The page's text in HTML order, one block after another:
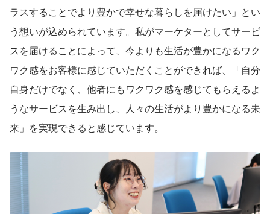
ラスすることでより豊かで幸せな暮らしを届けたい」とい
う想いが込められています。私がマーケターとしてサービ
スを届けることによって、今よりも生活が豊かになるワク
ワク感をお客様に感じていただくことができれば、「自分
自身だけでなく、他者にもワクワク感を感じてもらえるよ
うなサービスを生み出し、人々の生活がより豊かになる未
来」を実現できると感じています。